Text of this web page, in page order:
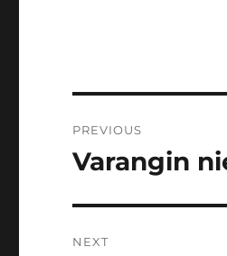
navigation
PREVIOUS
Previous
Varangin
NEXT